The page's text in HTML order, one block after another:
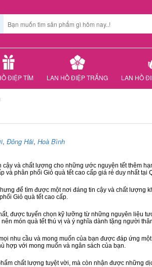
ĐIỆP TÍM LAN HỒ ĐIỆP TRẮNG LAN HỒ
, Đông Hải, Hoà Bình
cậy và chất lượng cho những ước nguyện tết thêm
và phân phối Giỏ quà tết cao cấp giá rẻ duy nhất tại
để tìm được một nơi đáng tin cậy và chất
Giỏ quà tết cao cấp.
được tuyển chọn kỹ lưỡng từ những nguyên liệu
món quà tết thú vị và ý nghĩa dành tặng người
nhu cầu và mong muốn của bạn được đáp ứng
hợp với mong muốn và ngân sách của bạn.
chất lượng tuyệt vời, mà còn nhận được những